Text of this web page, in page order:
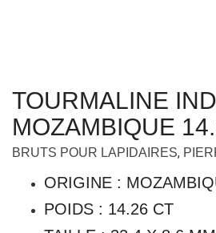
TOURMALINE
MOZAMBIQUE
BRUTS POUR LAPIDAIRES,
ORIGINE :
POIDS : 14.26 CT